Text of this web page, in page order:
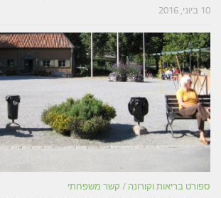
10 ביוני, 2016
ספורט בריאות וקורונה / קשר משפחתי